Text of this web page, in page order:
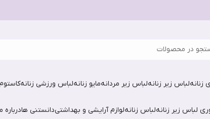
در محصولات
زنانهلباس زیر زنانهلباس زیر مردانهمایو زنانهلباس ورزشی زنانه
لباس زیر زنانهلباس زنانهلوازم آرایشی و بهداشتیدانستنی هادرباره